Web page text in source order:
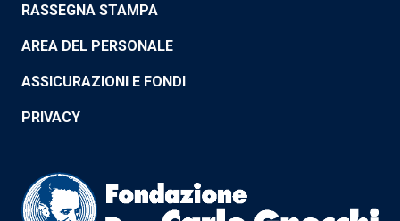
RASSEGNA STAMPA
AREA DEL PERSONALE
ASSICURAZIONI E FONDI
PRIVACY